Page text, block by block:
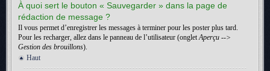
À quoi sert le bouton « Sauvegarder » dans la page de
rédaction de message ?
Il vous permet d’enregistrer les messages à terminer pour les poster plus tard.
Pour les recharger, allez dans le panneau de l’utilisateur (ongletAperçu -->
Gestion des brouillons).
Haut